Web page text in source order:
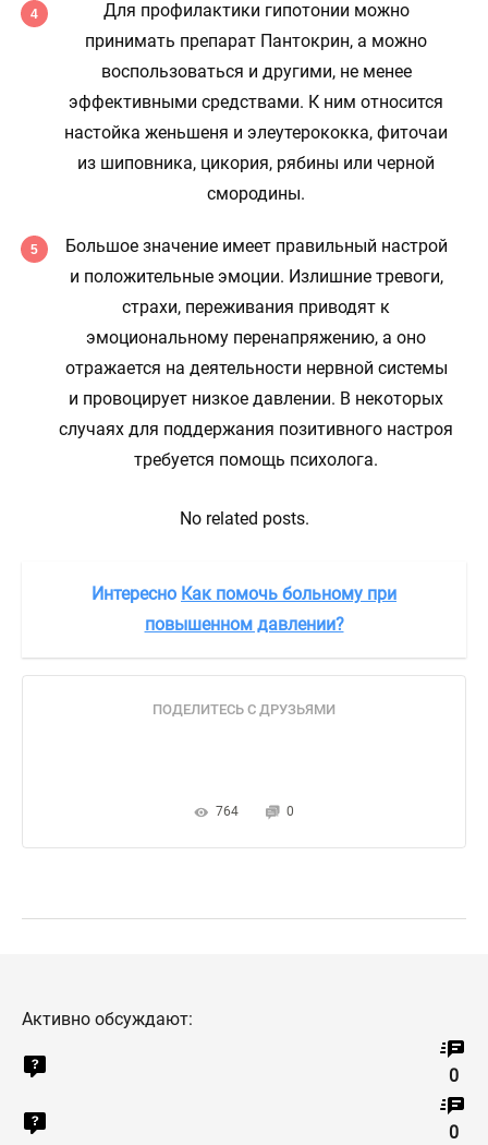
Для профилактики гипотонии можно
принимать препарат Пантокрин, а можно
воспользоваться и другими, не менее
эффективными средствами. К ним относится
настойка женьшеня и элеутерококка, фиточаи
из шиповника, цикория, рябины или черной
смородины.
Большое значение имеет правильный настрой
и положительные эмоции. Излишние тревоги,
страхи, переживания приводят к
эмоциональному перенапряжению, а оно
отражается на деятельности нервной системы
и провоцирует низкое давлении. В некоторых
случаях для поддержания позитивного настроя
требуется помощь психолога.
No related posts.
Интересно Как помочь больному при
повышенном давлении?
ПОДЕЛИТЕСЬ С ДРУЗЬЯМИ
764 0
Активно обсуждают:
0
0